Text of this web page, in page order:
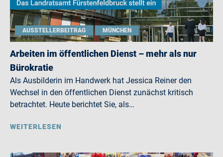
AUSSTELLERBEITRAG MÜNCHEN
Arbeiten im öffentlichen Dienst – mehr als nur
Bürokratie
Als Ausbilderin im Handwerk hat Jessica Reiner den
Wechsel in den öffentlichen Dienst zunächst kritisch
betrachtet. Heute berichtet Sie, als…
WEITERLESEN